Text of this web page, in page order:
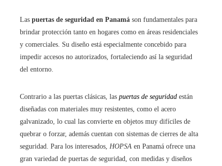
Las puertas de seguridad en Panamá son fundamentales para
brindar protección tanto en hogares como en áreas residenciales
y comerciales. Su diseño está especialmente concebido para
impedir accesos no autorizados, fortaleciendo así la seguridad
del entorno.
Contrario a las puertas clásicas, las puertas de seguridad están
diseñadas con materiales muy resistentes, como el acero
galvanizado, lo cual las convierte en objetos muy difíciles de
quebrar o forzar, además cuentan con sistemas de cierres de alta
seguridad. Para los interesados, HOPSA en Panamá ofrece una
gran variedad de puertas de seguridad, con medidas y diseños